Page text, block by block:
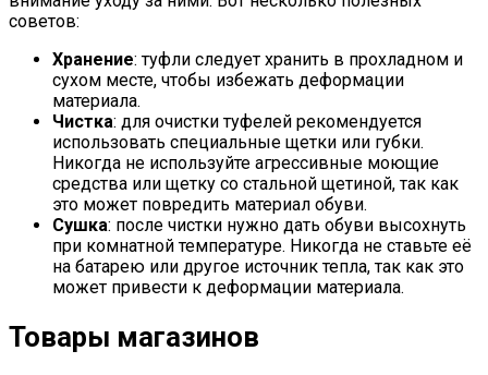
советов:
Хранение: туфли следует хранить в прохладном и
сухом месте, чтобы избежать деформации
материала.
Чистка: для очистки туфелей рекомендуется
использовать специальные щетки или губки.
Никогда не используйте агрессивные моющие
средства или щетку со стальной щетиной, так как
это может повредить материал обуви.
Сушка: после чистки нужно дать обуви высохнуть
при комнатной температуре. Никогда не ставьте её
на батарею или другое источник тепла, так как это
может привести к деформации материала.
Товары магазинов